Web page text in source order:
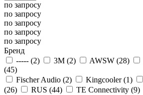
по запросу
по запросу
по запросу
по запросу
по запросу
Бренд
----- (2) 3M (2) AWSW (28)
(45)
Fischer Audio (2) Kingcooler (1)
(26) RUS (44) TE Connectivity (9)